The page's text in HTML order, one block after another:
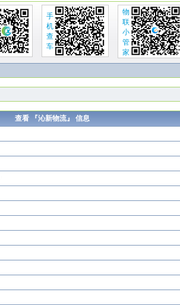
手
机
查
车
物
联
小
管
家
查看 『沁新物流』 信息